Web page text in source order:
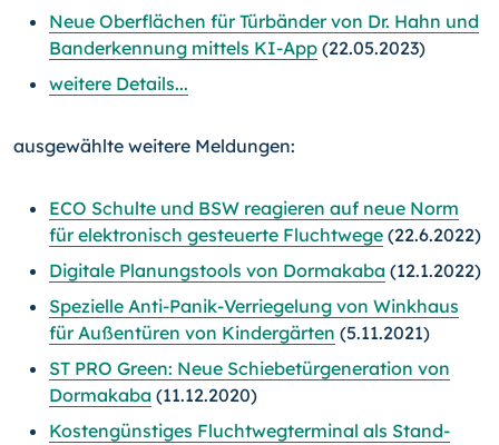
Neue Oberflächen für Türbänder von Dr. Hahn und
Banderkennung mittels KI-App (22.05.2023)
weitere Details...
ausgewählte weitere Meldungen:
ECO Schulte und BSW reagieren auf neue Norm
für elektronisch gesteuerte Fluchtwege (22.6.2022)
Digitale Planungstools von Dormakaba (12.1.2022)
Spezielle Anti-Panik-Verriegelung von Winkhaus
für Außentüren von Kindergärten (5.11.2021)
ST PRO Green: Neue Schiebetürgeneration von
Dormakaba (11.12.2020)
Kostengünstiges Fluchtwegterminal als Stand-